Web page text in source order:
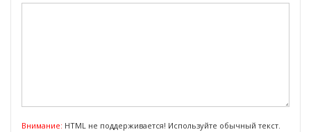
Внимание: HTML не поддерживается! Используйте обычный текст.